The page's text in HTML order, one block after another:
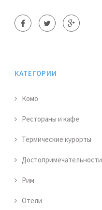
КАТЕГОРИИ
Комо
Рестораны и кафе
Термические курорты
Достопримечательности
Рим
Отели